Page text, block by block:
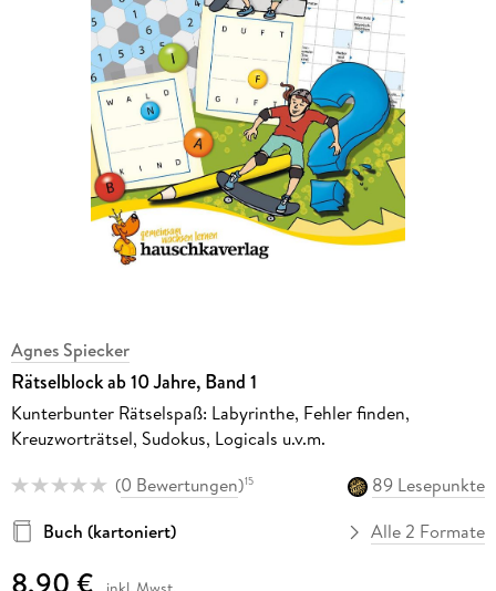
Agnes Spiecker
Rätselblock ab 10 Jahre, Band 1
Kunterbunter Rätselspaß: Labyrinthe, Fehler finden,
Kreuzworträtsel, Sudokus, Logicals u.v.m.
(0 Bewertungen)15
89 Lesepunkte
Buch (kartoniert)
Alle 2 Formate
8,90 €